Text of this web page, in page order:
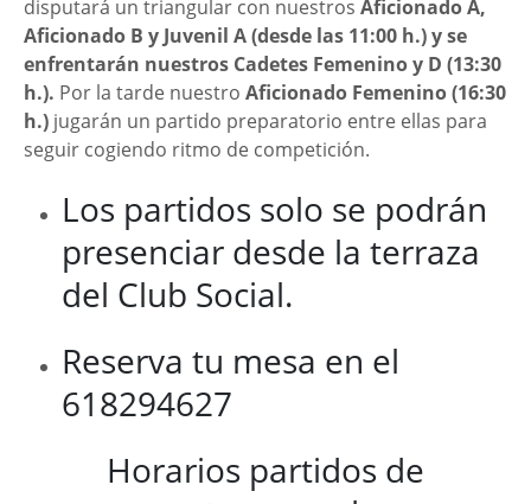
disputará un triangular con nuestros Aficionado A,
Aficionado B y Juvenil A (desde las 11:00 h.) y se
enfrentarán nuestros Cadetes Femenino y D (13:30
h.). Por la tarde nuestro Aficionado Femenino (16:30
h.) jugarán un partido preparatorio entre ellas para
seguir cogiendo ritmo de competición.
Los partidos solo se podrán
presenciar desde la terraza
del Club Social.
Reserva tu mesa en el
618294627
Horarios partidos de